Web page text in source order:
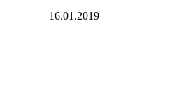
16.01.2019